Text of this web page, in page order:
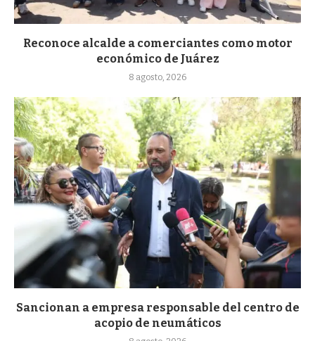
Reconoce alcalde a comerciantes como motor
económico de Juárez
8 agosto, 2026
Sancionan a empresa responsable del centro de
acopio de neumáticos